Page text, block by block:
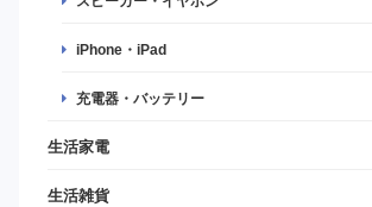
iPhone・iPad
充電器・バッテリー
生活家電
生活雑貨